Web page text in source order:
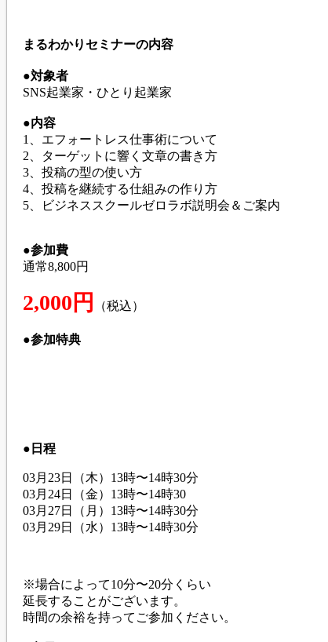
まるわかりセミナーの内容
●対象者
SNS起業家・ひとり起業家
●内容
1、エフォートレス仕事術について
2、ターゲットに響く文章の書き方
3、投稿の型の使い方
4、投稿を継続する仕組みの作り方
5、ビジネススクールゼロラボ説明会＆ご案内
●参加費
通常8,800円
2,000円 （税込）
●参加特典
●日程
03月23日（木）13時〜14時30分
03月24日（金）13時〜14時30
03月27日（月）​13時〜14時30分
03月29日（水）​13時〜14時30分
※場合によって10分〜20分くらい
延長することがございます。
時間の余裕を持ってご参加ください。